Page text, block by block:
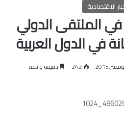
الاقتصادية
الملتقى الدولي
في الدول العربية
242 دقيقة واحدة